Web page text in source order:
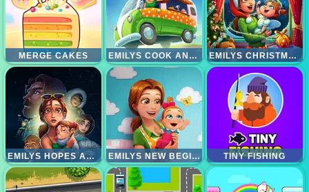
MERGE CAKES EMILYS COOK AND GO EMILYS CHRISTMAS CAROL
EMILYS HOPES AND FEARS EMILYS NEW BEGINNING TINY FISHING